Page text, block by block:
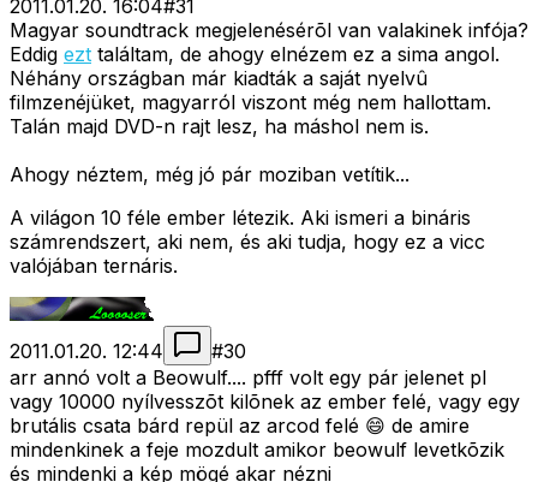
2011.01.20. 16:04#31
Magyar soundtrack megjelenésérõl van valakinek infója?
Eddig ezt találtam, de ahogy elnézem ez a sima angol.
Néhány országban már kiadták a saját nyelvû
filmzenéjüket, magyarról viszont még nem hallottam.
Talán majd DVD-n rajt lesz, ha máshol nem is.
Ahogy néztem, még jó pár moziban vetítik...
A világon 10 féle ember létezik. Aki ismeri a bináris
számrendszert, aki nem, és aki tudja, hogy ez a vicc
valójában ternáris.
2011.01.20. 12:44 #30
arr annó volt a Beowulf.... pfff volt egy pár jelenet pl
vagy 10000 nyílvesszõt kilõnek az ember felé, vagy egy
brutális csata bárd repül az arcod felé 😄 de amire
mindenkinek a feje mozdult amikor beowulf levetkõzik
és mindenki a kép mögé akar nézni